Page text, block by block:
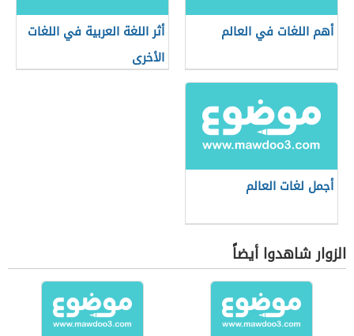
أهم اللغات في العالم
أثر اللغة العربية في اللغات
الأخرى
أجمل لغات العالم
الزوار شاهدوا أيضاً